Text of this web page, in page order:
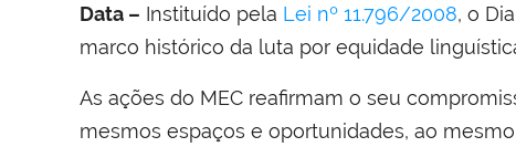
Data – Instituído pela Lei nº 11.796/2008, o
marco histórico da luta por equidade
As ações do MEC reafirmam o seu
mesmos espaços e oportunidades, ao